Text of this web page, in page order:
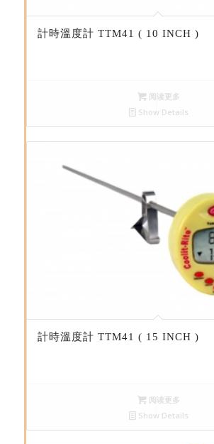
計時溫度計 TTM41 ( 10 INCH )
阅读更多
Show Details
計時溫度計 TTM41 ( 15 INCH )
阅读更多
Show Details